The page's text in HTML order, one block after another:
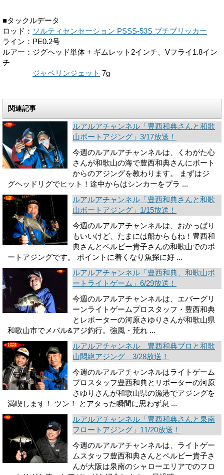
■タックルデータ
ロッド： ソルティセンセーション PSSS-53S プチプリッカー
ライン：PE0.2号
ルアー：ジグヘッド単体 + ギムレット2インチ、Vフライ1.8イン
チ
ジャベリンジェット 7g
関連記事
ルアルアチャンネル「豊西和典さんと和歌
山ボートアジング」3/17放送！
今週のルアルアチャンネルは、くわがた心
さんが和歌山の海で豊西和典さんにボート
からのアジングを教わります。 まずはジ
グヘッドリグでヒット！途中からはシンカーをプラ ...
ルアルアチャンネル「豊西和典さんと和歌
山ボートアジング」1/15放送！
今週のルアルアチャンネルは、おかっぱり
もいいけど、たまには船からもね！豊西和
典さんとペルビー貴子さんの和歌山でのボ
ートアジングです。 ポイントに着くなり魚探に好 ...
ルアルアチャンネル「豊西和典、和歌山ボ
ートライトゲーム」6/29放送！
今週のルアルアチャンネルは、エバーグリ
ーンライトゲームプロスタッフ・豊西和典
とレポーターの河原さゆりさんが和歌山県
和歌山市でメバル&アジ釣行。強風・荒れ ...
ルアルアチャンネル 豊西和典プロと和歌
山悶絶アジング 3/28放送！
今週のルアルアチャンネルはライトゲーム
プロスタッフ豊西和典とリポーターの河原
さゆりさんが和歌山県の漁港でアジングを
満喫します！ ツン！ とアタった瞬間に思わず息 ...
ルアルアチャンネル「豊西和典さんと泉南
フロートアジング」11/20放送！
今週のルアルアチャンネルは、ライトゲー
ムスタッフ豊西和典さんとペルビー貴子さ
んが大阪は泉南のシャローエリアでのフロ